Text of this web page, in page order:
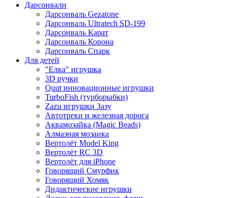
Дарсонвали
Дарсонваль Gezatone
Дарсонваль Ultratech SD-199
Дарсонваль Карат
Дарсонваль Корона
Дарсонваль Спарк
Для детей
"Елка" игрушка
3D ручки
Quut инновационные игрушки
TurboFish (турборыбки)
Zazu игрушки Зазу
Автотреки и железная дорога
Аквамозайка (Magic Beads)
Алмазная мозаика
Вертолёт Model King
Вертолёт RC 3D
Вертолёт для iPhone
Говорящий Смурфик
Говорящий Хомяк
Дидактические игрушки